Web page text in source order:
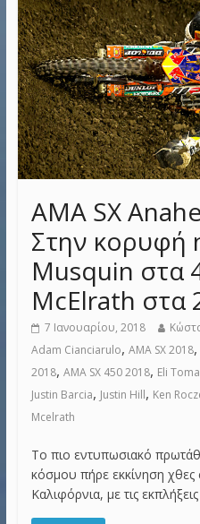
AMA SX
Στην κορυφή
Musquin στα
McElrath στα
7 Ιανουαρίου, 2018
Adam Cianciarulo, AMA SX 2018,
2018, AMA SX 450 2018, Eli
Justin Barcia, Justin Hill, Ken
Mcelrath
Το πιο εντυπωσιακό
κόσμου πήρε εκκίνηση χθες
Καλιφόρνια, με τις